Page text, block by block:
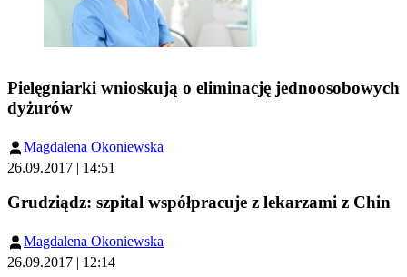
Pielęgniarki wnioskują o eliminację jednoosobowych
dyżurów
Magdalena Okoniewska
26.09.2017 | 14:51
Grudziądz: szpital współpracuje z lekarzami z Chin
Magdalena Okoniewska
26.09.2017 | 12:14